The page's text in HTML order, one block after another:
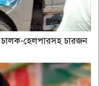
হেলপারসহ চারজন